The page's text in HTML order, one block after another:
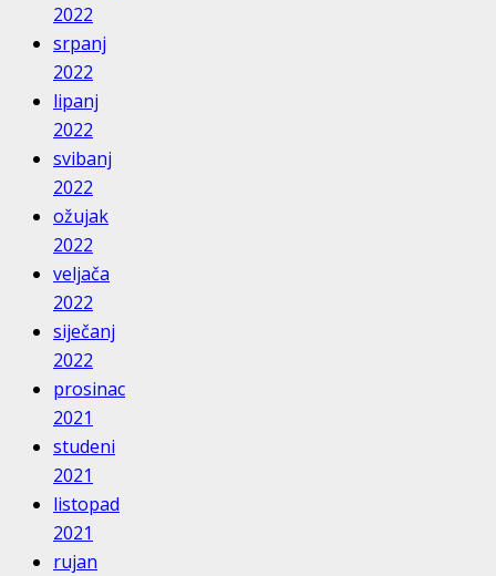
2022
srpanj
2022
lipanj
2022
svibanj
2022
ožujak
2022
veljača
2022
siječanj
2022
prosinac
2021
studeni
2021
listopad
2021
rujan